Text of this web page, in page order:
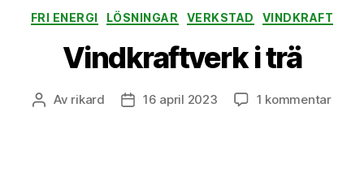
Kategorier
FRI ENERGI LÖSNINGAR VERKSTAD VINDKRAFT
Vindkraftverk i trä
Inläggsförfattare
Av rikard Inläggsdatum
16 april 2023 1 kommentartill